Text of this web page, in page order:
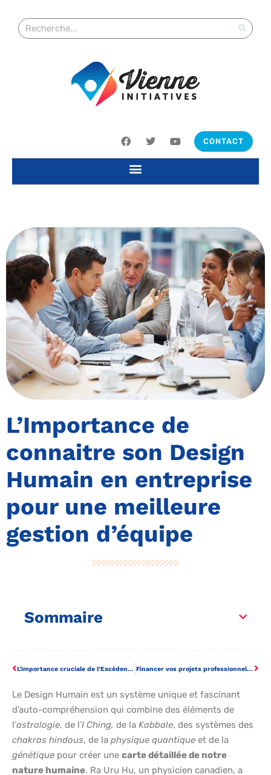
CONTACT
L’Importance de
connaitre son Design
Humain en entreprise
pour une meilleure
gestion d’équipe
Sommaire
L’importance cruciale de l’Excédent Brut d’Exploitation dans la santé financière de votre entreprise Financer vos projets professionnels : les différentes options
Le Design Humain est un système unique et fascinant
d’auto-compréhension qui combine des éléments de
l’astrologie, de l’I Ching, de la Kabbale, des systèmes des
chakras hindous, de la physique quantique et de la
génétique pour créer une carte détaillée de notre
nature humaine. Ra Uru Hu, un physicien canadien, a